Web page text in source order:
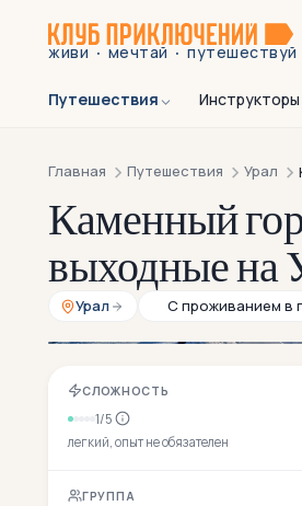
живи · мечтай · путешествуй
Путешествия Инструкторы
Главная Путешествия Урал
Каменный
выходные на
Урал С проживанием в
СЛОЖНОСТЬ
1/5
легкий, опыт не обязателен
ГРУППА